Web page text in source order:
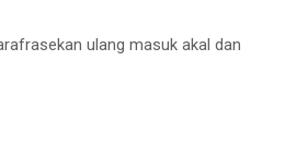
ulang masuk akal dan